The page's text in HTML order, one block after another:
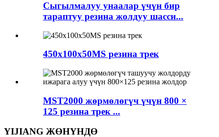
Сыгылмалуу унаалар үчүн бир
тараптуу резина жолдуу шасси...
450x100x50MS резина трек
MST2000 жөрмөлөгүч үчүн 800 ×
125 резина трек ...
YIJIANG ЖӨНҮНДӨ